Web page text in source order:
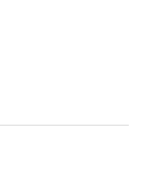
علوم الدار